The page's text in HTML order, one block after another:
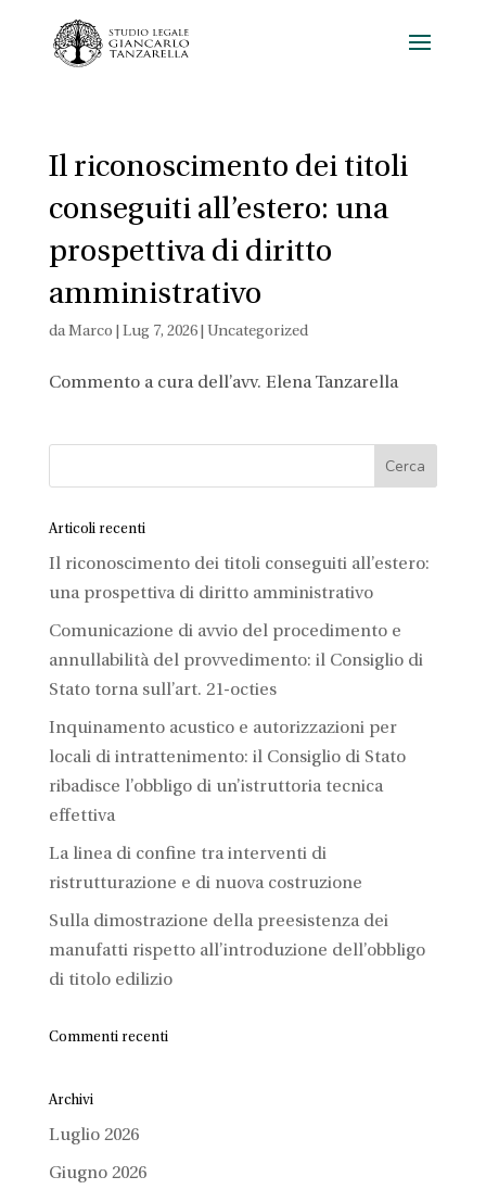
Il riconoscimento dei titoli
conseguiti all’estero: una
prospettiva di diritto
amministrativo
daMarco Lug 7, 2026| Uncategorized
Commento a cura dell’avv. Elena Tanzarella
Articoli recenti
Il riconoscimento dei titoli conseguiti all’estero:
una prospettiva di diritto amministrativo
Comunicazione di avvio del procedimento e
annullabilità del provvedimento: il Consiglio di
Stato torna sull’art. 21-octies
Inquinamento acustico e autorizzazioni per
locali di intrattenimento: il Consiglio di Stato
ribadisce l’obbligo di un’istruttoria tecnica
effettiva
La linea di confine tra interventi di
ristrutturazione e di nuova costruzione
Sulla dimostrazione della preesistenza dei
manufatti rispetto all’introduzione dell’obbligo
di titolo edilizio
Commenti recenti
Archivi
Luglio 2026
Giugno 2026